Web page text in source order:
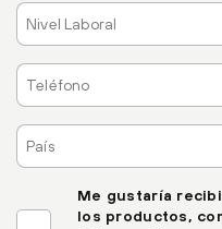
Nivel
Laboral
Teléfono
País
Me gustaría
los productos,